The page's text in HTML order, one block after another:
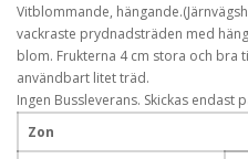
Vitblommande,
vackraste prydnadsträden med
blom. Frukterna 4 cm stora och bra
användbart litet träd.
Ingen Bussleverans. Skickas endast
Zon